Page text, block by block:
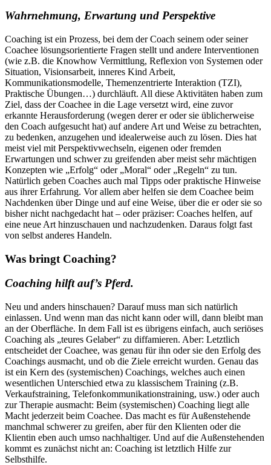
Wahrnehmung, Erwartung und Perspektive
Coaching ist ein Prozess, bei dem der Coach seinem oder seiner
Coachee lösungsorientierte Fragen stellt und andere Interventionen
(wie z.B. die Knowhow Vermittlung, Reflexion von Systemen oder
Situation, Visionsarbeit, inneres Kind Arbeit,
Kommunikationsmodelle, Themenzentrierte Interaktion (TZI),
Praktische Übungen…) durchläuft. All diese Aktivitäten haben zum
Ziel, dass der Coachee in die Lage versetzt wird, eine zuvor
erkannte Herausforderung (wegen derer er oder sie üblicherweise
den Coach aufgesucht hat) auf andere Art und Weise zu betrachten,
zu bedenken, anzugehen und idealerweise auch zu lösen. Dies hat
meist viel mit Perspektivwechseln, eigenen oder fremden
Erwartungen und schwer zu greifenden aber meist sehr mächtigen
Konzepten wie „Erfolg“ oder „Moral“ oder „Regeln“ zu tun.
Natürlich geben Coaches auch mal Tipps oder praktische Hinweise
aus ihrer Erfahrung. Vor allem aber helfen sie dem Coachee beim
Nachdenken über Dinge und auf eine Weise, über die er oder sie so
bisher nicht nachgedacht hat – oder präziser: Coaches helfen, auf
eine neue Art hinzuschauen und nachzudenken. Daraus folgt fast
von selbst anderes Handeln.
Was bringt Coaching?
Coaching hilft auf’s Pferd.
Neu und anders hinschauen? Darauf muss man sich natürlich
einlassen. Und wenn man das nicht kann oder will, dann bleibt man
an der Oberfläche. In dem Fall ist es übrigens einfach, auch seriöses
Coaching als „teures Gelaber“ zu diffamieren. Aber: Letztlich
entscheidet der Coachee, was genau für ihn oder sie den Erfolg des
Coachings ausmacht, und ob die Ziele erreicht wurden. Genau das
ist ein Kern des (systemischen) Coachings, welches auch einen
wesentlichen Unterschied etwa zu klassischem Training (z.B.
Verkaufstraining, Telefonkommunikationstraining, usw.) oder auch
zur Therapie ausmacht: Beim (systemischen) Coaching liegt alle
Macht jederzeit beim Coachee. Das macht es für Außenstehende
manchmal schwerer zu greifen, aber für den Klienten oder die
Klientin eben auch umso nachhaltiger. Und auf die Außenstehenden
kommt es zunächst nicht an: Coaching ist letztlich Hilfe zur
Selbsthilfe.